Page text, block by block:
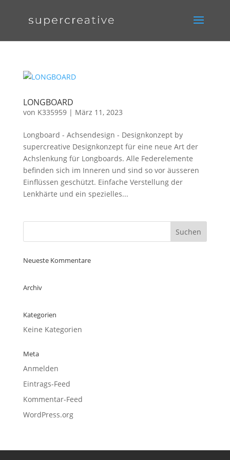
LONGBOARD
von K335959| März 11, 2023
Longboard - Achsendesign - Designkonzept by
supercreative Designkonzept für eine neue Art der
Achslenkung für Longboards. Alle Federelemente
befinden sich im Inneren und sind so vor äusseren
Einflüssen geschützt. Einfache Verstellung der
Lenkhärte und ein spezielles...
Neueste Kommentare
Archiv
Kategorien
Keine Kategorien
Meta
Anmelden
Eintrags-Feed
Kommentar-Feed
WordPress.org